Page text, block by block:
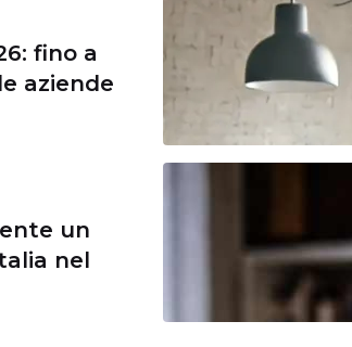
fino a
aziende
un
nel